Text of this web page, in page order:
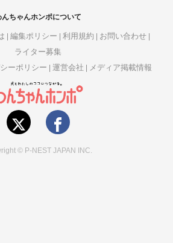
んちゃんホンポについて
編集ポリシー 利用規約
お問い合わせ
ライター募集
ーポリシー 運営会社 メディア掲載情報
© P-NEST JAPAN INC.